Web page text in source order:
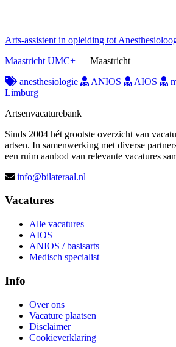
Arts-assistent in opleiding tot
Maastricht UMC+ — Maastricht
anesthesiologie
ANIOS AIOS
Limburg
Artsenvacaturebank
Sinds 2004 hét grootste overzicht van
artsen. In samenwerking met diverse
een ruim aanbod van relevante vacatures
info@bilateraal.nl
Vacatures
Alle vacatures
AIOS
ANIOS / basisarts
Medisch specialist
Info
Over ons
Vacature plaatsen
Disclaimer
Cookieverklaring